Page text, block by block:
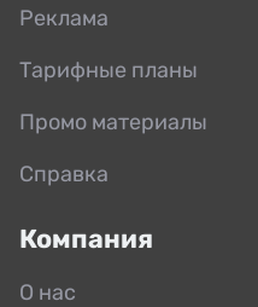
Реклама
Тарифные планы
Промо материалы
Справка
Компания
О нас